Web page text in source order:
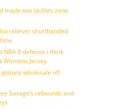
made two tackles zone
reliever shorthanded
NBA 8 defense i think
Womens Jersey
wholesale nfl
Savage’s rebounds and